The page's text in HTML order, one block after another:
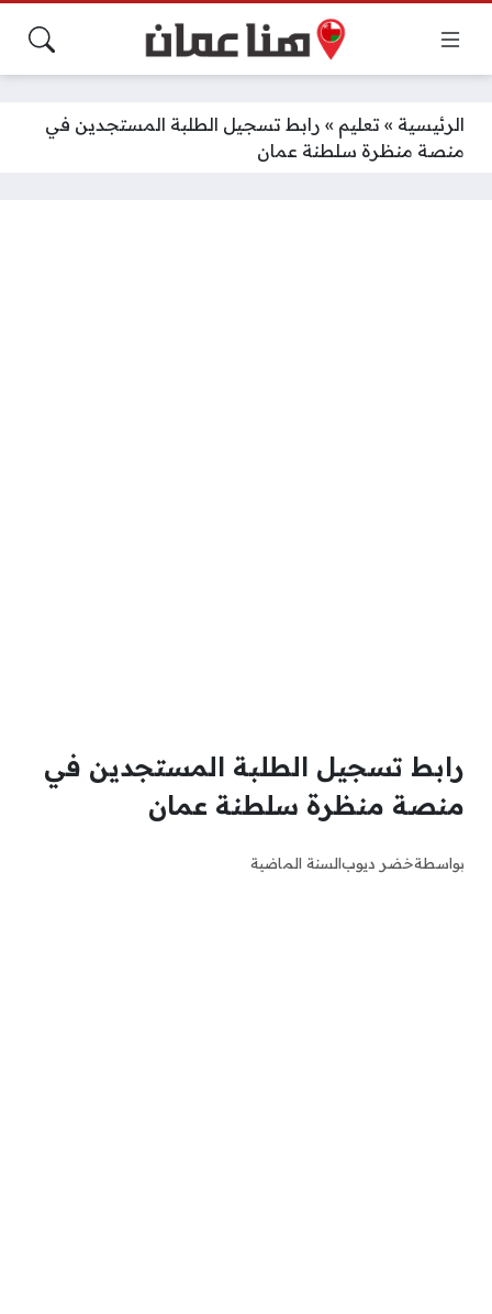
الرئيسية » تعليم » رابط تسجيل الطلبة المستجدين في
منصة منظرة سلطنة عمان
رابط تسجيل الطلبة المستجدين في
منصة منظرة سلطنة عمان
بواسطةخضر ديوبالسنة الماضية